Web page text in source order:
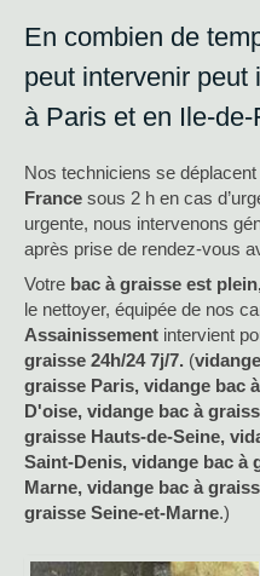
En combien de
peut intervenir peut
à Paris et en Ile-de-
Nos techniciens se déplacent
France sous 2 h en cas
urgente, nous intervenons
après prise de rendez-vous
Votre bac à graisse est
le nettoyer, équipée de nos
Assainissement intervient
graisse 24h/24 7j/7. (
graisse Paris, vidange bac
D'oise, vidange bac à
graisse Hauts-de-Seine,
Saint-Denis, vidange bac à
Marne, vidange bac à
graisse Seine-et-Marne.)